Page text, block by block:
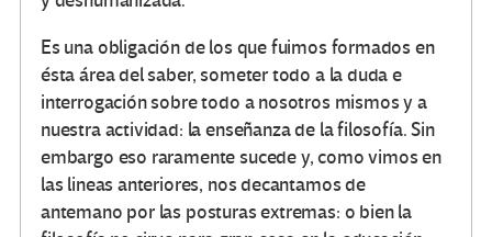
Es una obligación de los que fuimos formados en
ésta área del saber, someter todo a la duda e
interrogación sobre todo a nosotros mismos y a
nuestra actividad: la enseñanza de la filosofía. Sin
embargo eso raramente sucede y, como vimos en
las lineas anteriores, nos decantamos de
antemano por las posturas extremas: o bien la